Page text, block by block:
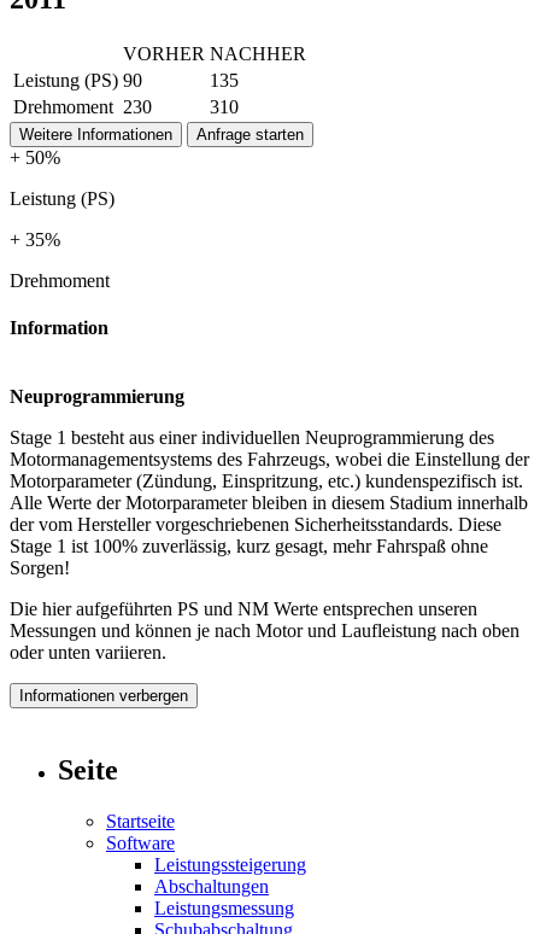
VORHER NACHHER
Leistung (PS) 90
135
Drehmoment 230 310
Weitere Informationen Anfrage starten
+ 50%
Leistung (PS)
+ 35%
Drehmoment
Information
Neuprogrammierung
Stage 1 besteht aus einer individuellen Neuprogrammierung des
Motormanagementsystems des Fahrzeugs, wobei die Einstellung der
Motorparameter (Zündung, Einspritzung, etc.) kundenspezifisch ist.
Alle Werte der Motorparameter bleiben in diesem Stadium innerhalb
der vom Hersteller vorgeschriebenen Sicherheitsstandards. Diese
Stage 1 ist 100% zuverlässig, kurz gesagt, mehr Fahrspaß ohne
Sorgen!
Die hier aufgeführten PS und NM Werte entsprechen unseren
Messungen und können je nach Motor und Laufleistung nach oben
oder unten variieren.
Informationen verbergen
Seite
Startseite
Software
Leistungssteigerung
Abschaltungen
Leistungsmessung